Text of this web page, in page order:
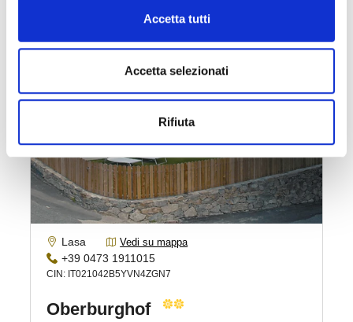
Accetta tutti
Accetta selezionati
Rifiuta